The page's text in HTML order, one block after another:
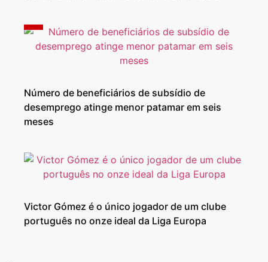
Número de beneficiários de subsídio de
desemprego atinge menor patamar em seis
meses
Victor Gómez é o único jogador de um clube
português no onze ideal da Liga Europa